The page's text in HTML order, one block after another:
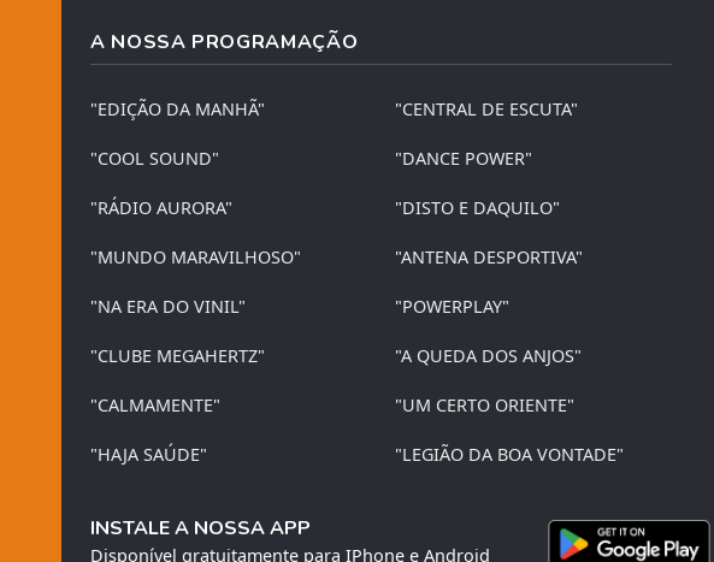
A NOSSA PROGRAMAÇÃO
"EDIÇÃO DA MANHÃ" "CENTRAL DE ESCUTA"
"COOL SOUND" "DANCE POWER"
"RÁDIO AURORA" "DISTO E DAQUILO"
"MUNDO MARAVILHOSO" "ANTENA DESPORTIVA"
"NA ERA DO VINIL" "POWERPLAY"
"CLUBE MEGAHERTZ" "A QUEDA DOS ANJOS"
"CALMAMENTE" "UM CERTO ORIENTE"
"HAJA SAÚDE" "LEGIÃO DA BOA VONTADE"
INSTALE A NOSSA APP
Disponível gratuitamente para IPhone e Android